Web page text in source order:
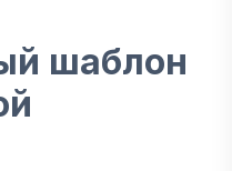
шаблон